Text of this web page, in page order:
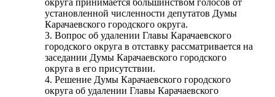
округа принимается большинством голосов от
установленной численности депутатов Думы
Карачаевского городского округа.
3. Вопрос об удалении Главы Карачаевского
городского округа в отставку рассматривается на
заседании Думы Карачаевского городского
округа в его присутствии.
4. Решение Думы Карачаевского городского
округа об удалении Главы Карачаевского